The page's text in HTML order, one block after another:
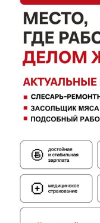
Наша гісторыя